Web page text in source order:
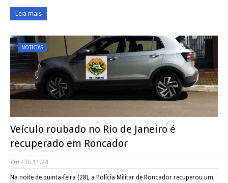
Leia mais
NOTICIAS
Veículo roubado no Rio de Janeiro é
recuperado em Roncador
Em - 30.11.24
Na noite de quinta-feira (28), a Polícia Militar de Roncador recuperou um